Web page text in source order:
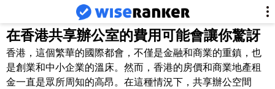
在香港共享辦公室的費用可能會讓你驚訝
香港，這個繁華的國際都會，不僅是金融和商業的重鎮，也
是創業和中小企業的溫床。然而，香港的房價和商業地產租
金一直是眾所周知的高昂。在這種情況下，共享辦公空間